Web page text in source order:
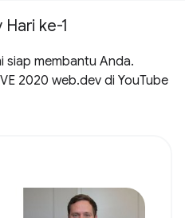
Hari ke-1
siap membantu Anda.
2020 web.dev di YouTube